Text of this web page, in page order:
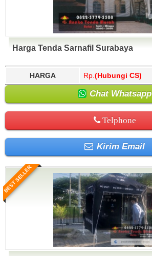
Harga Tenda Sarnafil Surabaya
HARGA Rp. (Hubungi CS)
Chat Whatsapp
Telphone
Kirim Email
BEST SELLER